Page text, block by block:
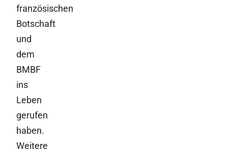
französischen
Botschaft
und
dem
BMBF
ins
Leben
gerufen
haben.
Weitere